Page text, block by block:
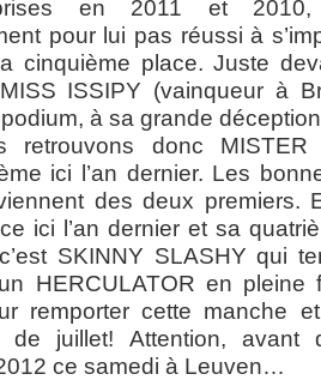
en 2011 et 2010,
pour lui pas réussi à
cinquième place. Juste
ISSIPY (vainqueur à
à sa grande
retrouvons donc
ici l’an dernier. Les
des deux premiers.
ici l’an dernier et sa
SKINNY SLASHY qui
HERCULATOR en pleine
remporter cette manche
de juillet! Attention, avant
ce samedi à Leuven…